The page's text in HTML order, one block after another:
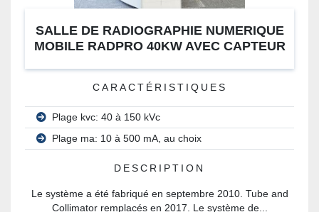
SALLE DE RADIOGRAPHIE NUMERIQUE
MOBILE RADPRO 40KW AVEC CAPTEUR
CARACTÉRISTIQUES
Plage kvc: 40 à 150 kVc
Plage ma: 10 à 500 mA, au choix
DESCRIPTION
Le système a été fabriqué en septembre 2010. Tube and
Collimator remplacés en 2017. Le système de...